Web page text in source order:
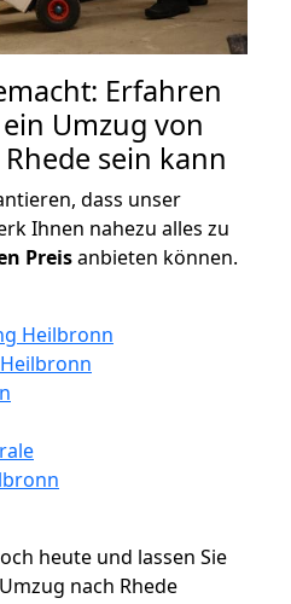
Erfahren
Umzug von
sein kann
dass unser
Ihnen nahezu alles zu
Preisanbieten können.
Heilbronn
heute und lassen Sie
nach Rhede